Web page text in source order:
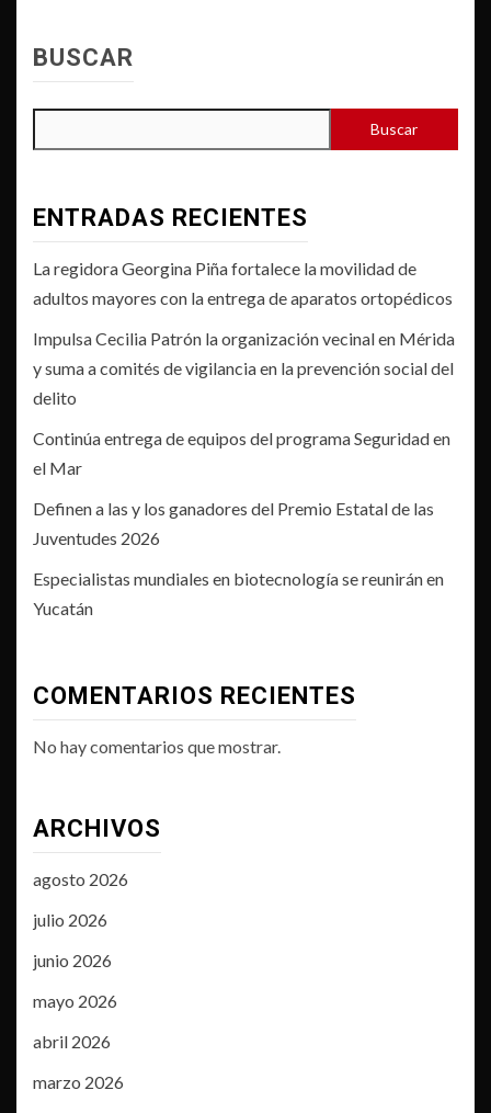
BUSCAR
Buscar
ENTRADAS RECIENTES
La regidora Georgina Piña fortalece la movilidad de
adultos mayores con la entrega de aparatos ortopédicos
Impulsa Cecilia Patrón la organización vecinal en Mérida
y suma a comités de vigilancia en la prevención social del
delito
Continúa entrega de equipos del programa Seguridad en
el Mar
Definen a las y los ganadores del Premio Estatal de las
Juventudes 2026
Especialistas mundiales en biotecnología se reunirán en
Yucatán
COMENTARIOS RECIENTES
No hay comentarios que mostrar.
ARCHIVOS
agosto 2026
julio 2026
junio 2026
mayo 2026
abril 2026
marzo 2026